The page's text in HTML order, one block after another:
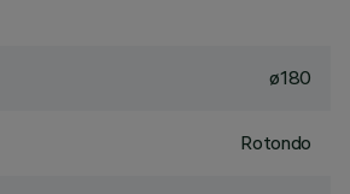
ø180
Rotondo